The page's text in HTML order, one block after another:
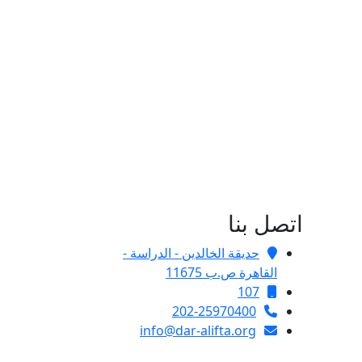
اتصل بنا
حديقة الخالدين - الدراسة -
القاهرة ص.ب 11675
107
202-25970400
info@dar-alifta.org